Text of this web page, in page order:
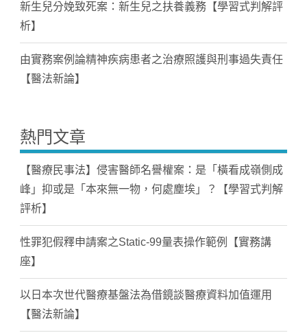
新生兒分娩致死案：新生兒之扶養義務【學習式判解評
析】
由實務案例論精神疾病患者之治療照護與刑事過失責任
【醫法新論】
熱門文章
【醫療民事法】侵害醫師名譽權案：是「橫看成嶺側成
峰」抑或是「本來無一物，何處塵埃」？【學習式判解
評析】
性罪犯假釋申請案之Static-99量表操作範例【實務講
座】
以日本次世代醫療基盤法為借鏡談醫療資料加值運用
【醫法新論】